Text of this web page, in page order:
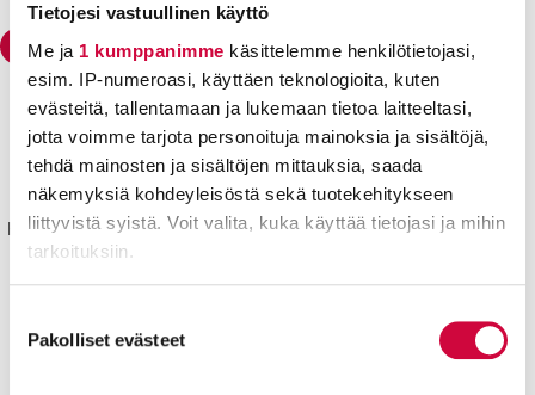
Tietojesi vastuullinen käyttö
Me ja 1 kumppanimme käsittelemme henkilötietojasi,
esim. IP-numeroasi, käyttäen teknologioita, kuten
evästeitä, tallentamaan ja lukemaan tietoa laitteeltasi,
jotta voimme tarjota personoituja mainoksia ja sisältöjä,
tehdä mainosten ja sisältöjen mittauksia, saada
näkemyksiä kohdeyleisöstä sekä tuotekehitykseen
liittyvistä syistä. Voit valita, kuka käyttää tietojasi ja mihin
tarkoituksiin.
voit määrittää asetuksesi
. Voit muuttaa
valinta
Pakolliset evästeet
Julkisten ja hyvinvointialojen liitto JHL
Käyntiosoite: Sörnäisten rantatie 23, 00500 Helsinki
Postiosoite: PL 101, 00531 Helsinki
Kyllä joku hoitaa® sekä isokirjainlyhenne JHL® ovat JHL:lle
rekisteröityjä tavaramerkkejä.